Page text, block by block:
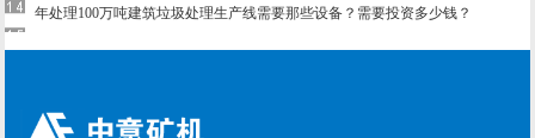
年处理100万吨建筑垃圾处理生产线需要那些设备？需要投资多少钱？